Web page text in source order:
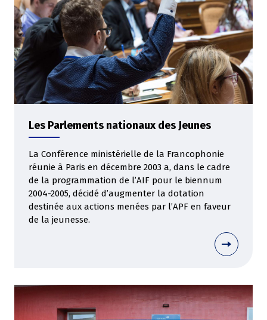
Les Parlements nationaux des Jeunes
La Conférence ministérielle de la Francophonie
réunie à Paris en décembre 2003 a, dans le cadre
de la programmation de l’AIF pour le biennum
2004-2005, décidé d’augmenter la dotation
destinée aux actions menées par l’APF en faveur
de la jeunesse.